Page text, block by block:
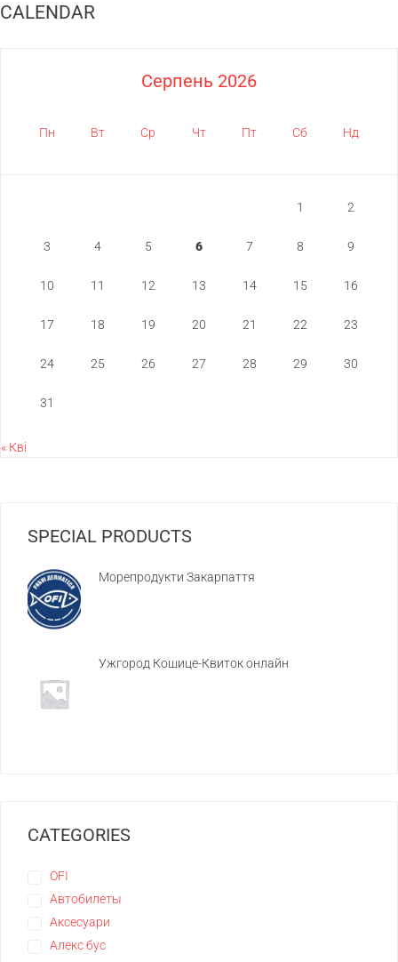
CALENDAR
Серпень 2026
Пн Вт Ср Чт Пт Сб Нд
1 2
3 4 5 6 7 8 9
10 11 12 13 14 15 16
17 18 19 20 21 22 23
24 25 26 27 28 29 30
31
« Кві
SPECIAL PRODUCTS
Морепродукти Закарпаття
Ужгород Кошице-Квиток онлайн
CATEGORIES
OFI
Автобилеты
Аксесуари
Алекс бус